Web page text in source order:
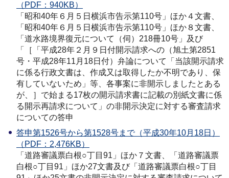
（PDF：940KB）
「昭和40年６月５日横浜市告示第110号」ほか４文書、
「昭和40年６月５日横浜市告示第110号」ほか８文書、
「道水路境界復元について（伺）218冊10号」及び
「［「平成28年２月９日付開示請求への（旭土第2851
号・平成28年11月18日付）弁論について「当該開示請求
に係る行政文書は、作成又は取得したか不明であり、保
有していないため」等、各事案に非開示しましたとある
が、］で始まる17枚の開示請求書に記載の別紙文書に係
る開示再請求について」の非開示決定に対する審査請求
についての答申
答申第1526号から第1528号まで（平成30年10月18日）
（PDF：2,476KB）
「道路審議票白根○丁目91」ほか７文書、「道路審議票
白根○丁目91」ほか27文書及び「道路審議票白根○丁目